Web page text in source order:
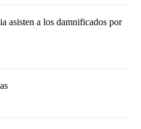
asisten a los damnificados por